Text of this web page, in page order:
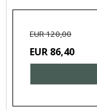
EUR 120,00
EUR 86,40